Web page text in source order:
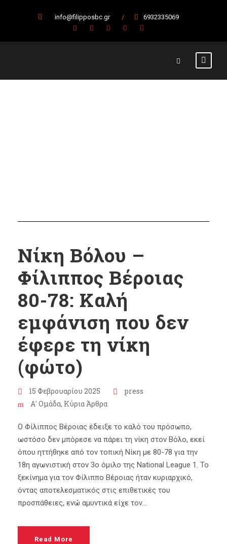
info@filipposbc.gr / 6932335069
Νίκη Βόλου –
Φίλιππος Βέροιας
80-78: Καλή
εμφάνιση που δεν
έφερε τη νίκη
(φώτο)
15 Φεβρουαρίου 2025
press
Α' Ομάδα, Κύρια Άρθρα
Ο Φίλιππος Βέροιας έδειξε το καλό του πρόσωπο,
ωστόσο δεν μπόρεσε να πάρει τη νίκη στον Βόλο, εκεί
όπου ηττήθηκε από τον τοπική Νίκη με 80-78 για την
18η αγωνιστική στον 3ο όμιλο της National League 1. Το
ξεκίνημα για τον Φίλιππο Βέροιας ήταν κυριαρχικό,
όντας αποτελεσματικός στις επιθετικές του
προσπάθειες, ενώ αμυντικά είχε τον...
Read More